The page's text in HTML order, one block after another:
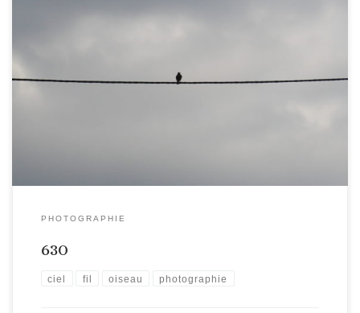
PHOTOGRAPHIE
630
ciel fil oiseau photographie